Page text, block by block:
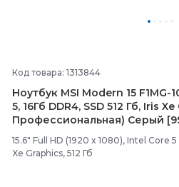
Код товара: 1313844
Ноутбук MSI Modern 15 F1MG-
5, 16Гб DDR4, SSD 512 Гб, Iris
Профессиональная) Серый
15.6" Full HD (1920 x 1080), Intel Core 5
Xe Graphics, 512 Гб